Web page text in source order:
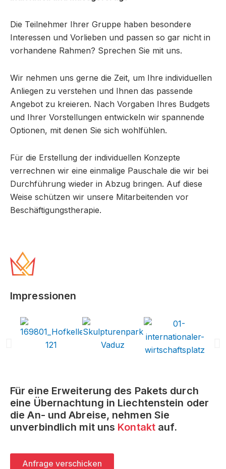
Die Teilnehmer Ihrer Gruppe haben besondere
Interessen und Vorlieben und passen so gar nicht in
vorhandene Rahmen? Sprechen Sie mit uns.
Wir nehmen uns gerne die Zeit, um Ihre individuellen
Anliegen zu verstehen und Ihnen das passende
Angebot zu kreieren. Nach Vorgaben Ihres Budgets
und Ihrer Vorstellungen entwickeln wir spannende
Optionen, mit denen Sie sich wohlfühlen.
Für die Erstellung der individuellen Konzepte
verrechnen wir eine einmalige Pauschale die wir bei
Durchführung wieder in Abzug bringen. Auf diese
Weise schützen wir unsere Mitarbeitenden vor
Beschäftigungstherapie.
Impressionen
Für eine Erweiterung des Pakets durch
eine Übernachtung in Liechtenstein oder
die An- und Abreise, nehmen Sie
unverbindlich mit uns Kontaktauf.
Anfrage verschicken